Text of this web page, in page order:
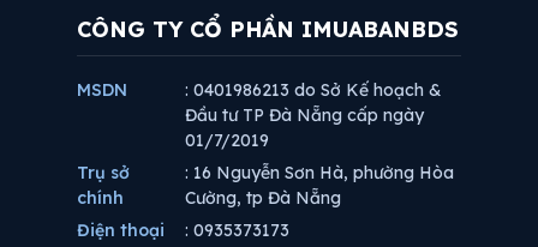
CÔNG TY CỔ PHẦN IMUABANBDS
MSDN
: 0401986213 do Sở Kế hoạch &
Đầu tư TP Đà Nẵng cấp ngày
01/7/2019
Trụ sở
chính
: 16 Nguyễn Sơn Hà, phường Hòa
Cường, tp Đà Nẵng
Điện thoại
: 0935373173